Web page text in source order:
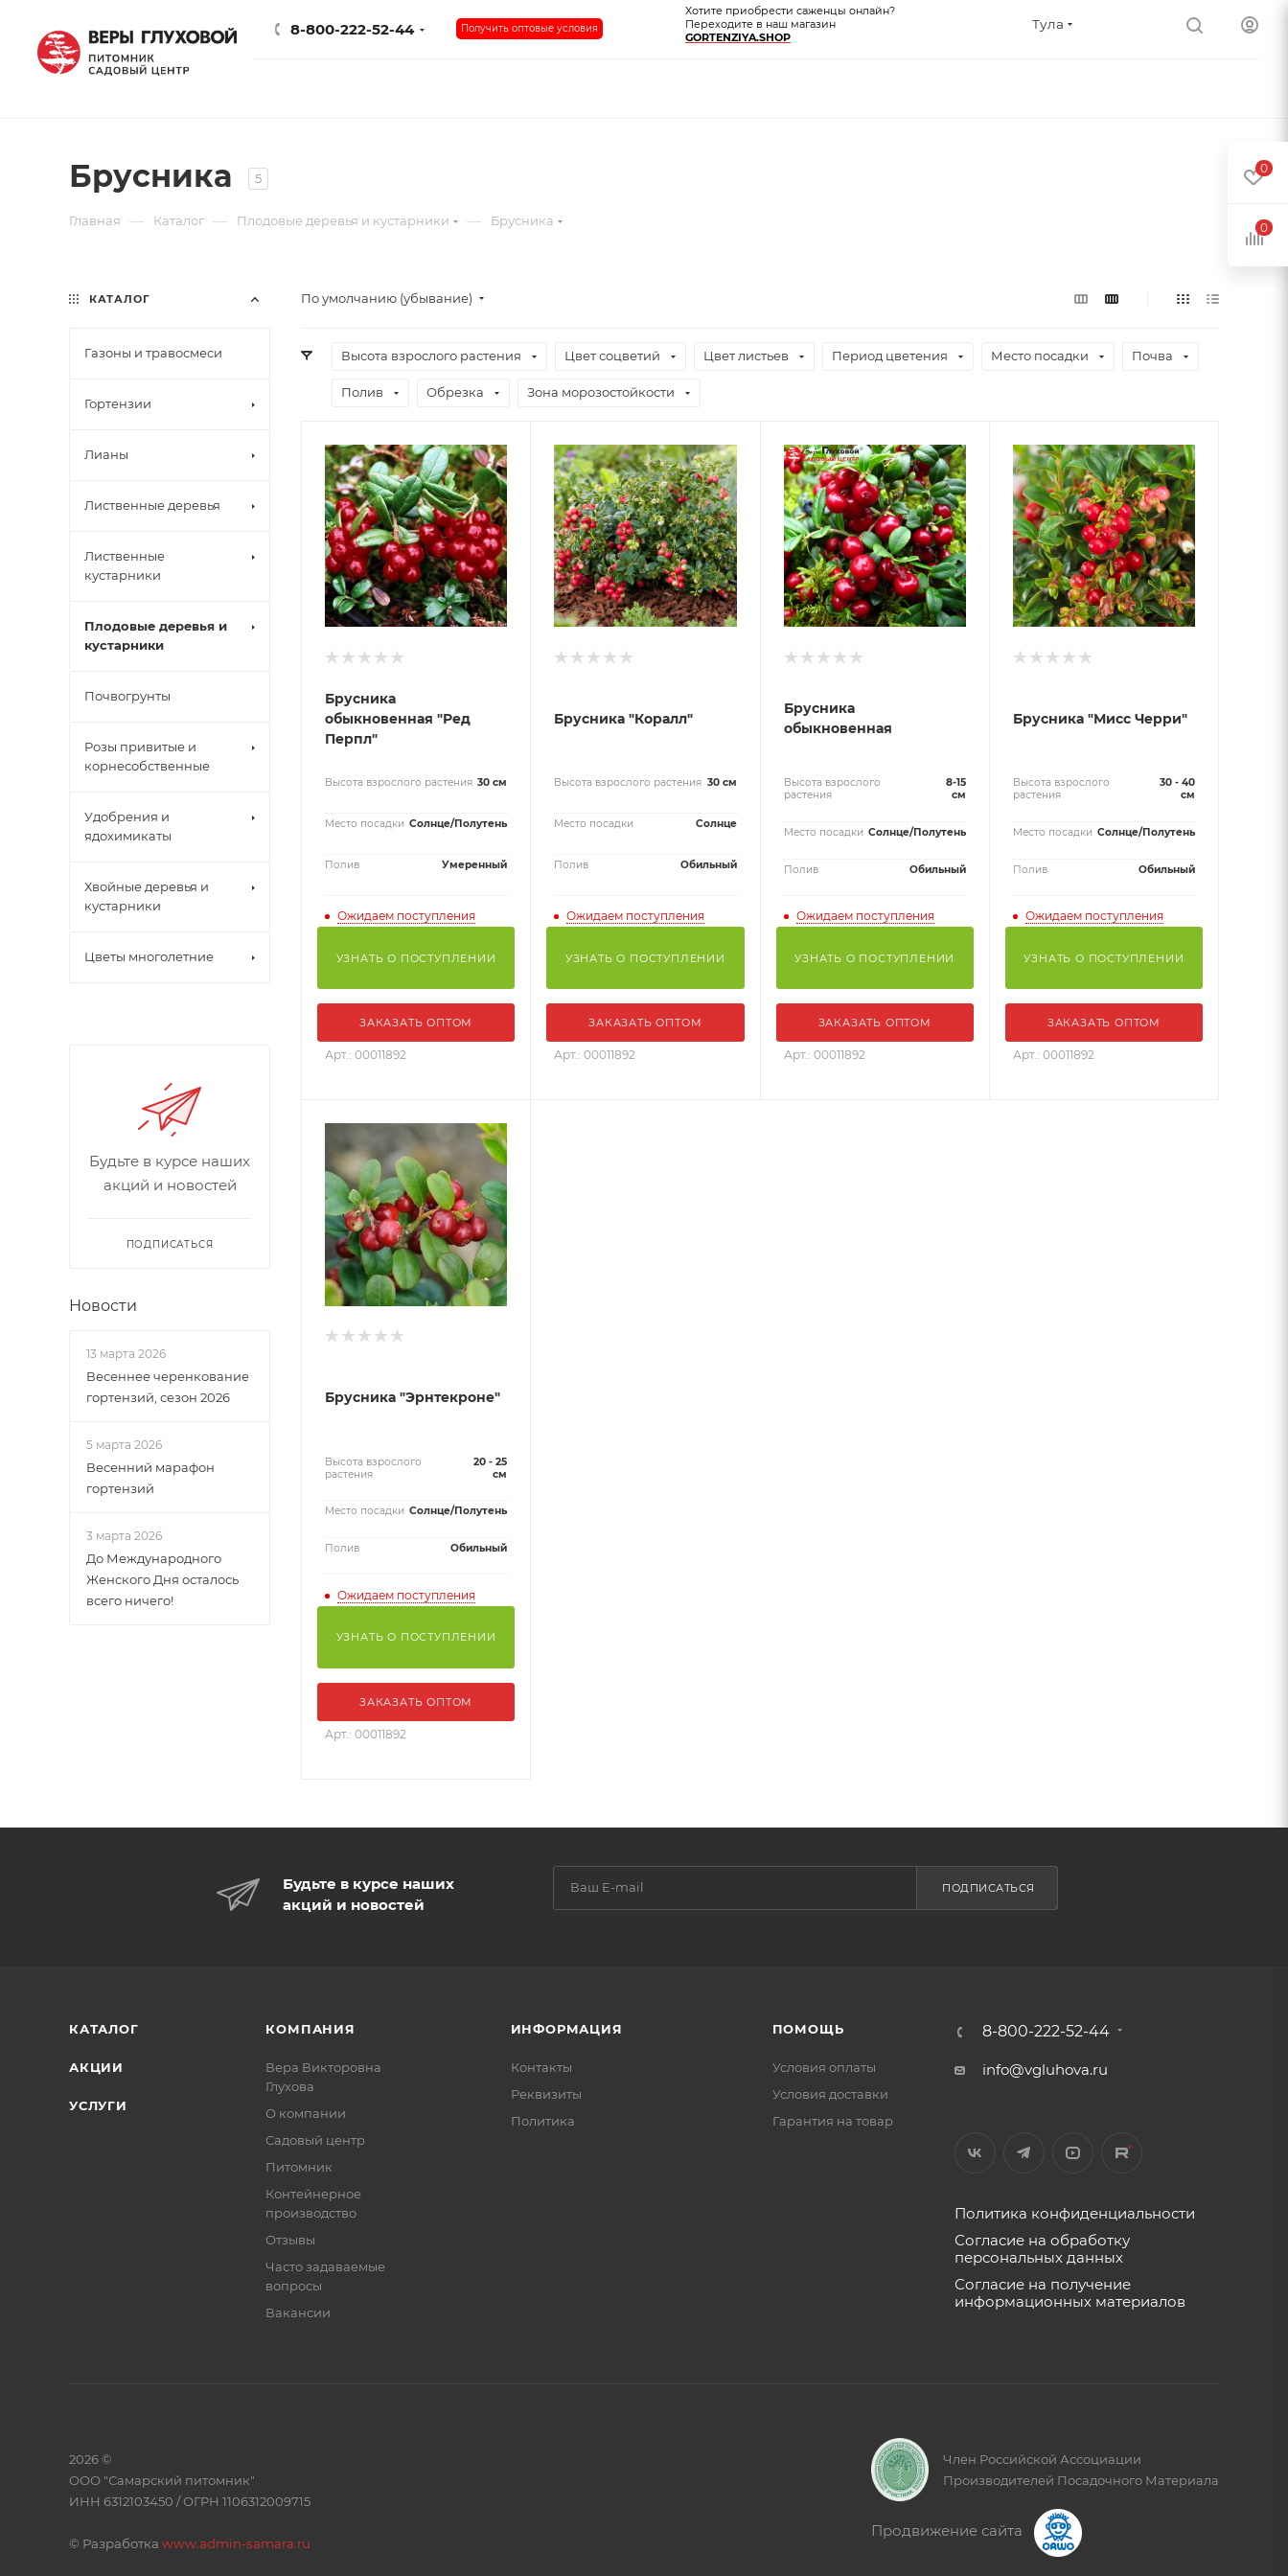
8-800-222-52-44 Получить оптовые условия
Хотите приобрести саженцы онлайн?
Переходите в наш магазин
GORTENZIYA.SHOP
Тула
Брусника 5
Главная — Каталог — Плодовые деревья и кустарники — Брусника
По умолчанию (убывание)
Высота взрослого растения Цвет соцветий Цвет листьев Период цветения Место посадки Почва
Полив Обрезка Зона морозостойкости
Брусника
обыкновенная "Ред
Перпл"
Высота взрослого растения 30 см
Место посадки Солнце/Полутень
Полив Умеренный
Ожидаем поступления
УЗНАТЬ О ПОСТУПЛЕНИИ
ЗАКАЗАТЬ ОПТОМ
Арт.: 00011892
Брусника "Коралл"
Высота взрослого растения 30 см
Место посадки Солнце
Полив Обильный
Ожидаем поступления
УЗНАТЬ О ПОСТУПЛЕНИИ
ЗАКАЗАТЬ ОПТОМ
Арт.: 00011892
Брусника
обыкновенная
Высота взрослого
растения
8-15
см
Место посадки Солнце/Полутень
Полив Обильный
Ожидаем поступления
УЗНАТЬ О ПОСТУПЛЕНИИ
ЗАКАЗАТЬ ОПТОМ
Арт.: 00011892
Брусника "Мисс Черри"
Высота взрослого
растения
30 - 40
см
Место посадки Солнце/Полутень
Полив Обильный
Ожидаем поступления
УЗНАТЬ О ПОСТУПЛЕНИИ
ЗАКАЗАТЬ ОПТОМ
Арт.: 00011892
Брусника "Эрнтекроне"
Высота взрослого
растения
20 - 25
см
Место посадки Солнце/Полутень
Полив Обильный
Ожидаем поступления
УЗНАТЬ О ПОСТУПЛЕНИИ
ЗАКАЗАТЬ ОПТОМ
Арт.: 00011892
КАТАЛОГ
Газоны и травосмеси
Гортензии
Лианы
Лиственные деревья
Лиственные
кустарники
Плодовые деревья и
кустарники
Почвогрунты
Розы привитые и
корнесобственные
Удобрения и
ядохимикаты
Хвойные деревья и
кустарники
Цветы многолетние
Будьте в курсе наших
акций и новостей
ПОДПИСАТЬСЯ
Новости
13 марта 2026
Весеннее черенкование
гортензий, сезон 2026
5 марта 2026
Весенний марафон
гортензий
3 марта 2026
До Международного
Женского Дня осталось
всего ничего!
Будьте в курсе наших
акций и новостей
ПОДПИСАТЬСЯ
КАТАЛОГ
АКЦИИ
УСЛУГИ
КОМПАНИЯ
Вера Викторовна
Глухова
О компании
Садовый центр
Питомник
Контейнерное
производство
Отзывы
Часто задаваемые
вопросы
Вакансии
ИНФОРМАЦИЯ
Контакты
Реквизиты
Политика
ПОМОЩЬ
Условия оплаты
Условия доставки
Гарантия на товар
8-800-222-52-44
info@vgluhova.ru
Политика конфиденциальности
Согласие на обработку
персональных данных
Согласие на получение
информационных материалов
2026 ©
ООО "Самарский питомник"
ИНН 6312103450 / ОГРН 1106312009715
© Разработка www.admin-samara.ru
Член Российской Ассоциации
Производителей Посадочного Материала
Продвижение сайта
0
0